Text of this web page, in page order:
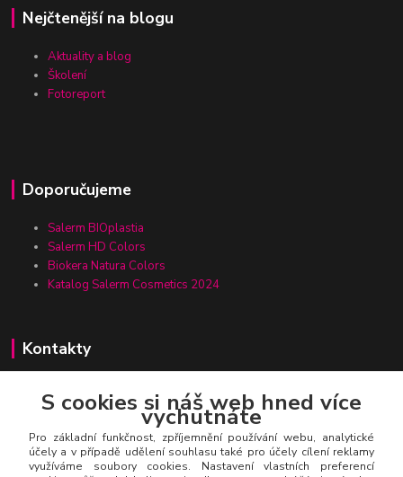
Nejčtenější na blogu
Aktuality a blog
Školení
Fotoreport
Doporučujeme
Salerm BIOplastia
Salerm HD Colors
Biokera Natura Colors
Katalog Salerm Cosmetics 2024
Kontakty
Zákaznická linka Salerm.cz
+420 777 271 199
salerm@salerm.cz
S cookies si náš web hned více
vychutnáte
Pro základní funkčnost, zpříjemnění používání webu, analytické
účely a v případě udělení souhlasu také pro účely cílení reklamy
využíváme soubory cookies. Nastavení vlastních preferencí